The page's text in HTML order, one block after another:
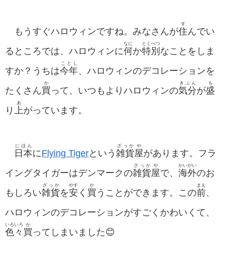
もうすぐハロウィンですね。みなさんが住
す
んでい
るところでは、ハロウィンに何
なに
か特別
とくべつ
なことをしま
すか？うちは今年
ことし
、ハロウィンのデコレーションを
たくさん買
か
って、いつもよりハロウィンの気分
きぶん
が盛
も
り 上
あ
がっています。
日本
にほん
にFlying Tigerという 雑貨
ざっか
屋
や
があります。フラ
イングタイガーはデンマークの雑貨
ざっか
屋
や
で、 海外
かいがい
のお
もしろい雑貨
ざっか
を安
やす
く 買
か
うことができます。この前
まえ
、
ハロウィンのデコレーションがすごくかわいくて、
色々
いろいろ
買
か
ってしまいました😊